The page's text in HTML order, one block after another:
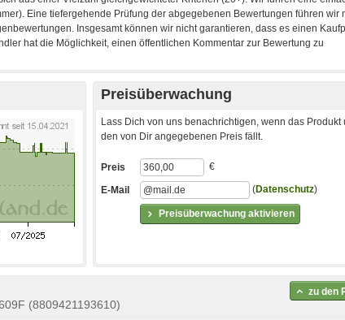
Preisüberwachung
Lass Dich von uns benachrichtigen, wenn das Produkt
den von Dir angegebenen Preis fällt.
Preisüberwachung aktivieren
Preis €
E-Mail (Datenschutz)
(8809421193610)
zu den